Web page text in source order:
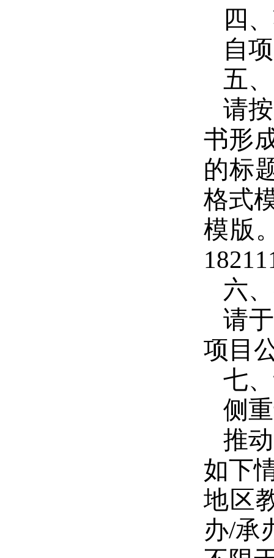
四
自
五
请
书形
的标
格式
模版
六
请于
项目
七
侧
推
如下
地区
办/承